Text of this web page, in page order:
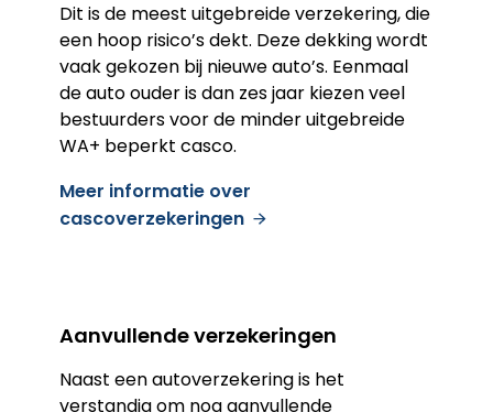
Dit is de meest uitgebreide verzekering, die
een hoop risico’s dekt. Deze dekking wordt
vaak gekozen bij nieuwe auto’s. Eenmaal
de auto ouder is dan zes jaar kiezen veel
bestuurders voor de minder uitgebreide
WA+ beperkt casco.
Meer informatie over
cascoverzekeringen
Aanvullende verzekeringen
Naast een autoverzekering is het
verstandig om nog aanvullende